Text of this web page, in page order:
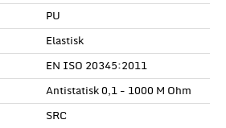
PU
Elastisk
EN ISO 20345:2011
Antistatisk 0,1 - 1000 M Ohm
SRC